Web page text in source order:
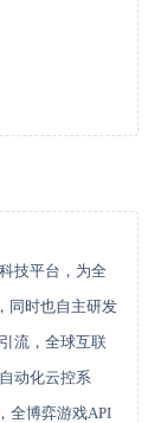
技平台，为全
同时也自主研发
流，全球互联
动化云控系
全博弈游戏API